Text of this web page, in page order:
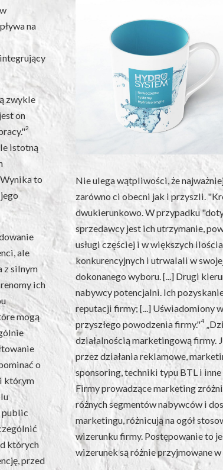
na
zwykle
on
2
istotną
to
ale
z silnym
ich
mogą
o
którym
public
których
przed
Nie ulega wątpliwości, że
zarówno ci obecni jak i przyszli.
dwukierunkowo. W przypadku
sprzedawcy jest ich utrzymanie,
usługi częściej i w większych
konkurencyjnych i utrwalali w
dokonanego wyboru. [...] Drugi
nabywcy potencjalni. Ich
reputacji firmy; [...] Uświadomiony
przyszłego powodzenia firmy."4
działalnością marketingową firmy.
przez działania reklamowe,
sponsoring, techniki typu BTL i
Firmy prowadzące marketing
różnych segmentów nabywców i
marketingu, różnicują na ogół
wizerunku firmy. Postępowanie to
wizerunek są różnie przyjmowane w